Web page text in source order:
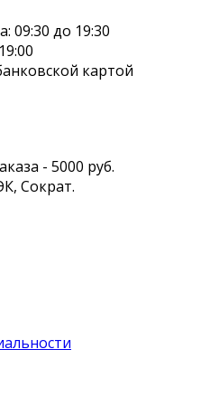
09:30 до 19:30
картой
- 5000 руб.
Сократ.